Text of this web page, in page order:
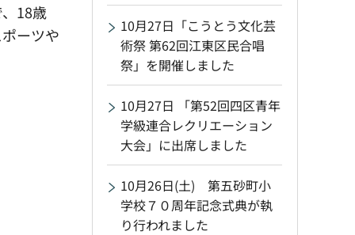
18歳
ーツや
10月27日「こうとう文化芸
術祭 第62回江東区民合唱
祭」を開催しました
10月27日 「第52回四区青年
学級連合レクリエーション
大会」に出席しました
10月26日(土) 第五砂町小
学校７０周年記念式典が執
り行われました